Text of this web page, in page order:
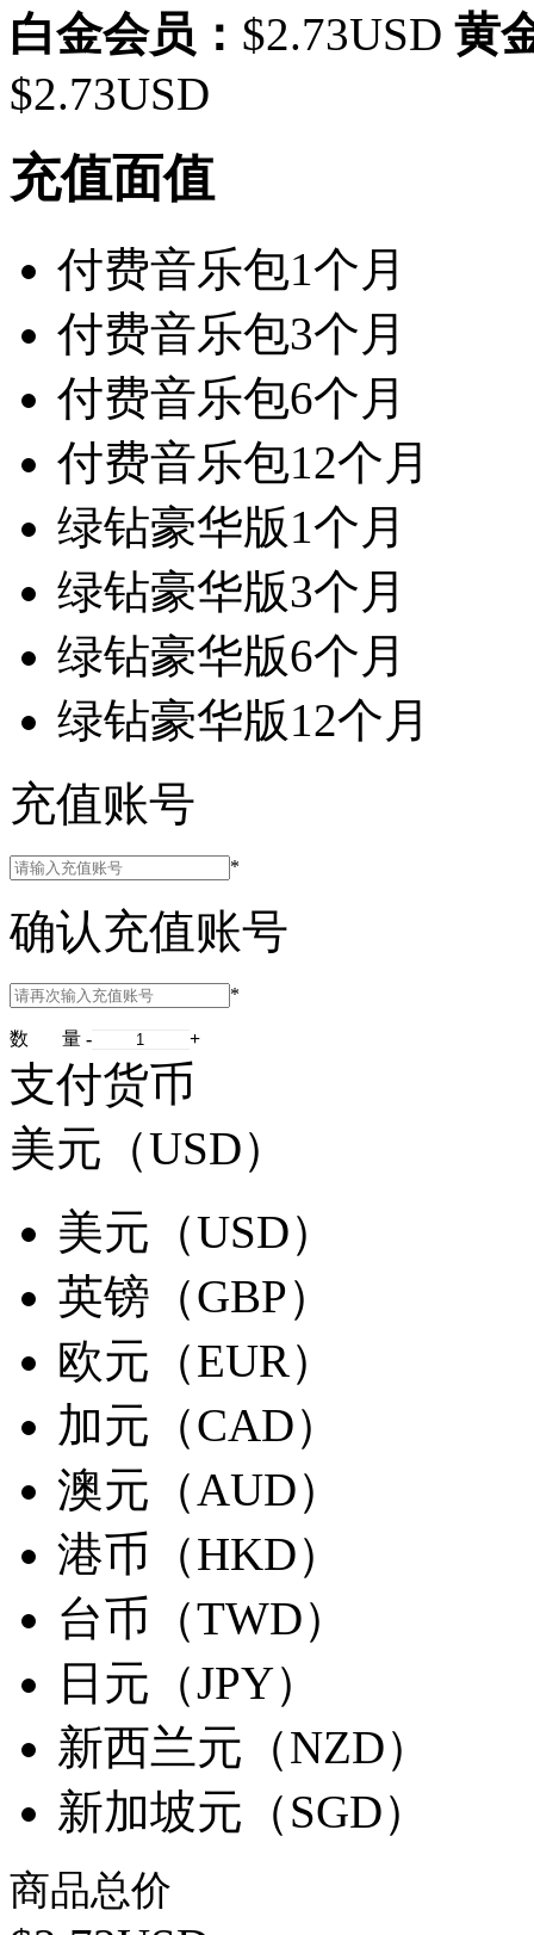
白金会员： $2.73USD 黄
$2.73USD
充值面值
付费音乐包1个月
付费音乐包3个月
付费音乐包6个月
付费音乐包12个月
绿钻豪华版1个月
绿钻豪华版3个月
绿钻豪华版6个月
绿钻豪华版12个月
充值账号
*
确认充值账号
*
数 量 - +
支付货币
美元（USD）
美元（USD）
英镑（GBP）
欧元（EUR）
加元（CAD）
澳元（AUD）
港币（HKD）
台币（TWD）
日元（JPY）
新西兰元（NZD）
新加坡元（SGD）
商品总价